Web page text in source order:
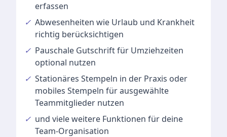
erfassen
✓ Abwesenheiten wie Urlaub und Krankheit
richtig berücksichtigen
✓ Pauschale Gutschriftfür Umziehzeiten
optional nutzen
✓ Stationäres Stempeln in der Praxis oder
mobiles Stempeln für ausgewählte
Teammitglieder nutzen
✓ und vieleweitere Funktionen für deine
Team-Organisation